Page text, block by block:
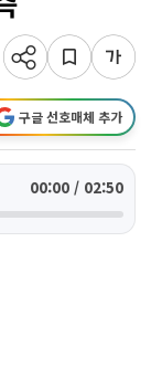
구글 선호매체 추가
00:00 / 02:50